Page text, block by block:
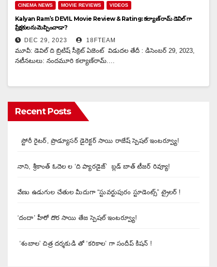
CINEMA NEWS MOVIE REVIEWS VIDEOS
Kalyan Ram’s DEVIL Movie Review & Rating: కల్యాణ్ రామ్ డెవిల్ గా
ప్రేక్షకులను మెప్పించాడా ?
DEC 29, 2023 18FTEAM
మూవీ: డెవిల్ ది బ్రిటిష్ సీక్రెట్ ఏజెంట్ విడుదల తేదీ : డిసెంబర్ 29, 2023,
నటీనటులు: నంద‌మూరి క‌ల్యాణ్‌రామ్.…
Recent Posts
స్టోరీ రైటర్, ప్రొడ్యూసర్ డైరెక్టర్ సాయి రాజేష్ స్పెషల్ ఇంటర్వ్యూ!
నాని, శ్రీకాంత్ ఓదెల ల ‘ది ప్యారడైజ్’ బ్లడ్ బాత్ టీజర్ రివ్యూ!
వేణు ఉడుగుల చేతుల మీదుగా “స్టువర్టుపురం స్టూడెంట్స్” ట్రైలర్ !
‘దందా’ హీరో దొర సాయి తేజ స్పెషల్ ఇంటర్వ్యూ!
‘శంబాల’ చిత్ర దర్శకుడి తో ‘కరికాల’ గా సందీప్ కిషన్ !